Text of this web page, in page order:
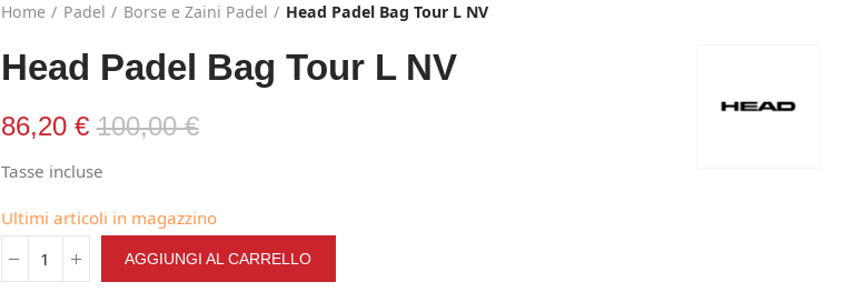
Home Padel Borse e Zaini Padel Head Padel Bag Tour L NV
Head Padel Bag Tour L NV
86,20 €100,00 €
Tasse incluse
Ultimi articoli in magazzino
AGGIUNGI AL CARRELLO